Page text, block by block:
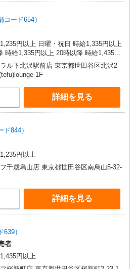
ード654）
上 日曜・祝日 時給1,335円以上
時給1,335円以上 20時以降 時給1,435円
ル下北沢駅前店 東京都世田谷区北沢2-
1F
詳細を見る
844）
円以上
千歳烏山店 東京都世田谷区南烏山5-32-
詳細を見る
）
者
円以上